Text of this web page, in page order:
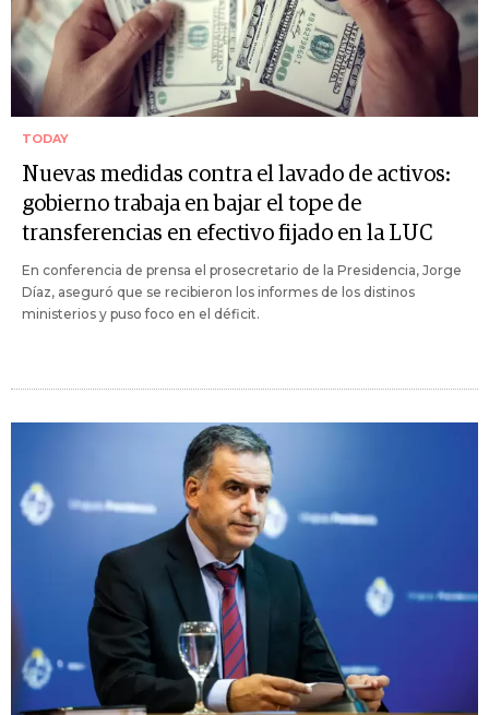
TODAY
Nuevas medidas contra el lavado de activos:
gobierno trabaja en bajar el tope de
transferencias en efectivo fijado en la LUC
En conferencia de prensa el prosecretario de la Presidencia, Jorge
Díaz, aseguró que se recibieron los informes de los distinos
ministerios y puso foco en el déficit.